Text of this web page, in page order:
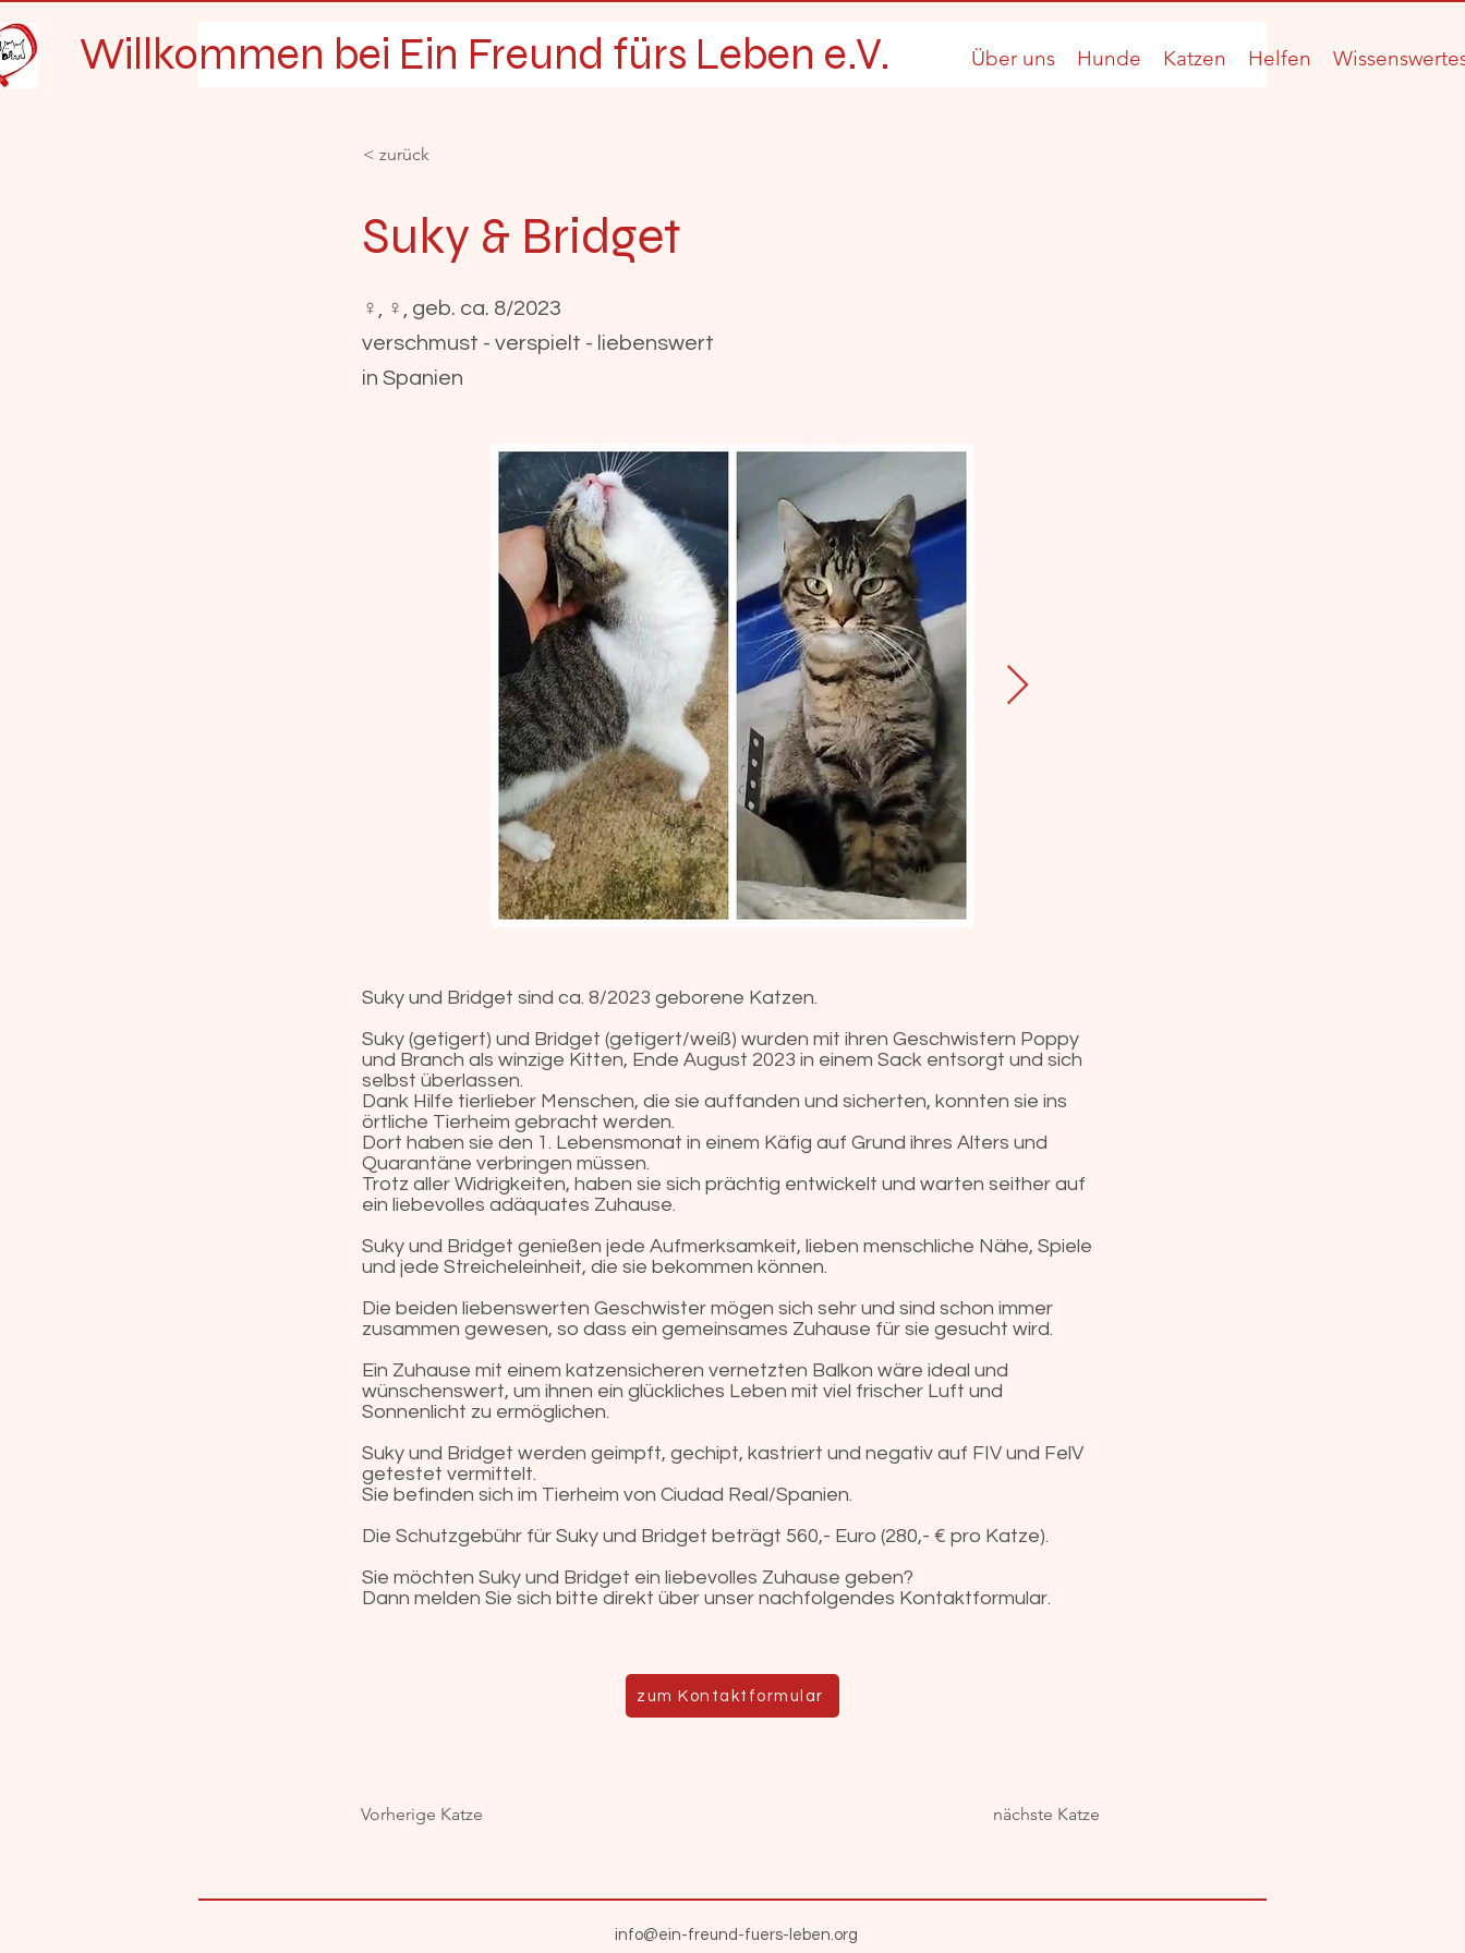
Willkommen bei Ein Freund fürs Leben e.V. Über uns Hunde Katzen Helfen
< zurück
Suky & Bridget
♀, ♀, geb. ca. 8/2023
verschmust - verspielt - liebenswert
in Spanien
Suky und Bridget sind ca. 8/2023 geborene Katzen.
Suky (getigert) und Bridget (getigert/weiß) wurden mit ihren Geschwistern Poppy
und Branch als winzige Kitten, Ende August 2023 in einem Sack entsorgt und sich
selbst überlassen.
Dank Hilfe tierlieber Menschen, die sie auffanden und sicherten, konnten sie ins
örtliche Tierheim gebracht werden.
Dort haben sie den 1. Lebensmonat in einem Käfig auf Grund ihres Alters und
Quarantäne verbringen müssen.
Trotz aller Widrigkeiten, haben sie sich prächtig entwickelt und warten seither auf
ein liebevolles adäquates Zuhause.
Suky und Bridget genießen jede Aufmerksamkeit, lieben menschliche Nähe, Spiele
und jede Streicheleinheit, die sie bekommen können.
Die beiden liebenswerten Geschwister mögen sich sehr und sind schon immer
zusammen gewesen, so dass ein gemeinsames Zuhause für sie gesucht wird.
Ein Zuhause mit einem katzensicheren vernetzten Balkon wäre ideal und
wünschenswert, um ihnen ein glückliches Leben mit viel frischer Luft und
Sonnenlicht zu ermöglichen.
Suky und Bridget werden geimpft, gechipt, kastriert und negativ auf FIV und FelV
getestet vermittelt.
Sie befinden sich im Tierheim von Ciudad Real/Spanien.
Die Schutzgebühr für Suky und Bridget beträgt 560,- Euro (280,- € pro Katze).
Sie möchten Suky und Bridget ein liebevolles Zuhause geben?
Dann melden Sie sich bitte direkt über unser nachfolgendes Kontaktformular.
zum Kontaktformular
Vorherige Katze nächste Katze
info@ein-freund-fuers-leben.org